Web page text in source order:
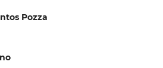
Pozza